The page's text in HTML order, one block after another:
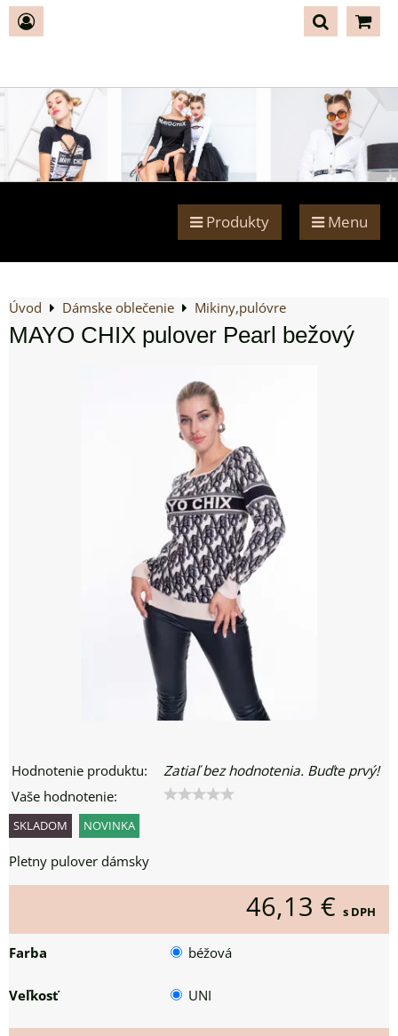
Produkty Menu
Úvod Dámske oblečenie Mikiny,pulóvre
MAYO CHIX pulover Pearl bežový
Hodnotenie produktu:
Zatiaľ bez hodnotenia. Buďte prvý!
Vaše hodnotenie:
SKLADOM NOVINKA
Pletny pulover dámsky
46,13 € s DPH
Farba béžová
Veľkosť UNI